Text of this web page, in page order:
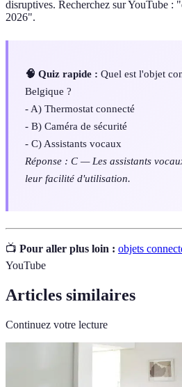
disruptives. Recherchez sur YouTube :
2026".
🧠 Quiz rapide : Quel est l'objet
Belgique ?
- A) Thermostat connecté
- B) Caméra de sécurité
- C) Assistants vocaux
Réponse : C — Les assistants
leur facilité d'utilisation.
📺 Pour aller plus loin : objets
YouTube
Articles similaires
Continuez votre lecture